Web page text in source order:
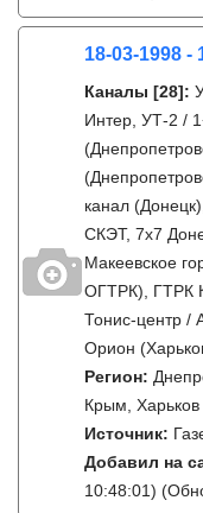
18-03-1998 -
Каналы [28]:
Интер, УТ-2 /
канал
СКЭТ, 7х7
Макеевское
ОГТРК), ГТРК
Тонис-центр /
Орион
Регион:
Крым, Харьков
Источник:
Добавил на
10:48:01)